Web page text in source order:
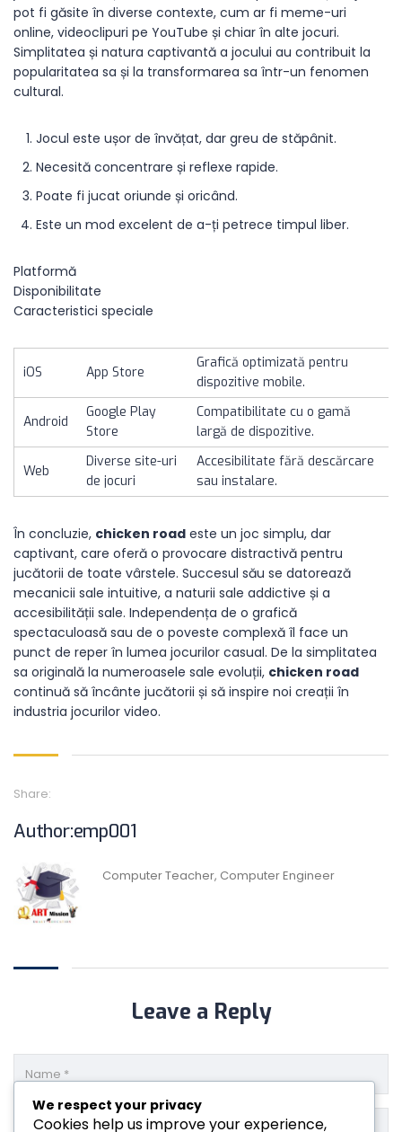
pot fi găsite în diverse contexte, cum ar fi meme-uri
online, videoclipuri pe YouTube și chiar în alte jocuri.
Simplitatea și natura captivantă a jocului au contribuit la
popularitatea sa și la transformarea sa într-un fenomen
cultural.
Jocul este ușor de învățat, dar greu de stăpânit.
Necesită concentrare și reflexe rapide.
Poate fi jucat oriunde și oricând.
Este un mod excelent de a-ți petrece timpul liber.
Platformă
Disponibilitate
Caracteristici speciale
iOS App Store
Grafică optimizată pentru
dispozitive mobile.
Android
Google Play
Store
Compatibilitate cu o gamă
largă de dispozitive.
Web
Diverse site-uri
de jocuri
Accesibilitate fără descărcare
sau instalare.
În concluzie, chicken road este un joc simplu, dar
captivant, care oferă o provocare distractivă pentru
jucătorii de toate vârstele. Succesul său se datorează
mecanicii sale intuitive, a naturii sale addictive și a
accesibilității sale. Independența de o grafică
spectaculoasă sau de o poveste complexă îl face un
punct de reper în lumea jocurilor casual. De la simplitatea
sa originală la numeroasele sale evoluții, chicken road
continuă să încânte jucătorii și să inspire noi creații în
industria jocurilor video.
Share:
Author:emp001
Computer Teacher, Computer Engineer
Leave a Reply
We respect your privacy
Cookies help us improve your experience,